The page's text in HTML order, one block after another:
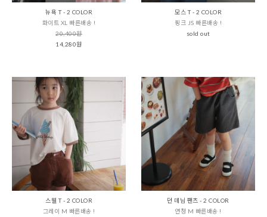
뉴욕 T - 2 COLOR
화이트 XL 빠른배송 !
20,400원
14,280원
모스 T - 2 COLOR
핑크 JS 빠른배송 !
sold out
스웰 T - 2 COLOR
그레이 M 빠른배송 !
던 데님 팬츠 - 2 COLOR
연청 M 빠른배송 !